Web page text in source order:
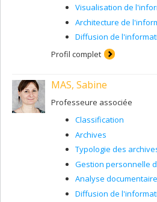
Visualisation de
Architecture de
Diffusion de
Profil complet
MAS, Sabine
Professeure associée
Classification
Archives
Typologie des
Gestion personnelle
Analyse documentaire
Diffusion de